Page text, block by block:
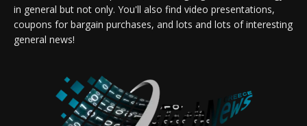
in general but not only. You'll also find video presentations,
coupons for bargain purchases, and lots and lots of interesting
general news!